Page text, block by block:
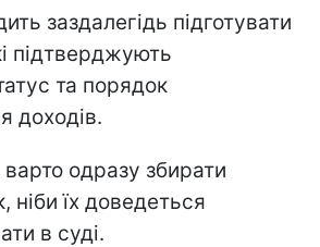
заздалегідь підготувати
підтверджують
та порядок
доходів.
варто одразу збирати
ніби їх доведеться
в суді.